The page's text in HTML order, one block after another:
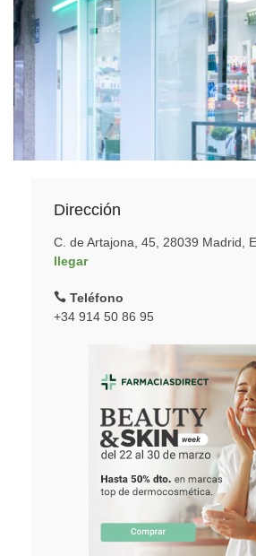
Dirección
C. de Artajona, 45, 28039 Madrid,
llegar
Teléfono
+34 914 50 86 95